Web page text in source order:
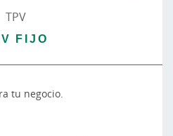
TPV
FIJO
tu negocio.